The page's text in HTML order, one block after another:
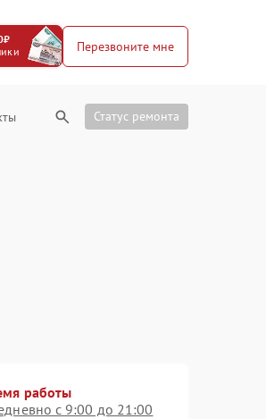
Перезвоните мне
Статус ремонта
работы
с 9:00 до 21:00